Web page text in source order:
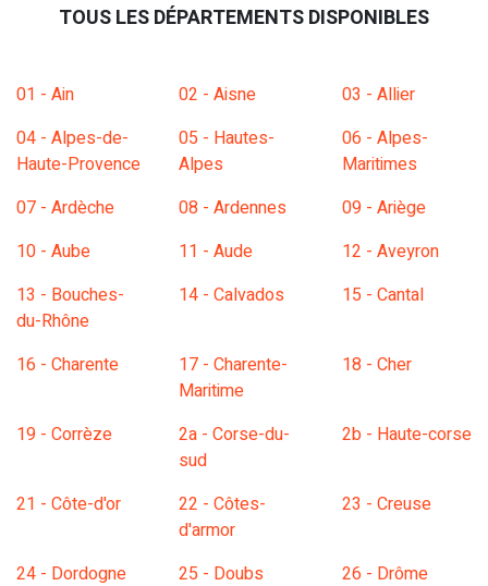
TOUS LES DÉPARTEMENTS DISPONIBLES
01 - Ain 02 - Aisne
03 - Allier
04 - Alpes-de-
Haute-Provence
05 - Hautes-
Alpes
06 - Alpes-
Maritimes
07 - Ardèche
08 - Ardennes
09 - Ariège
10 - Aube
11 - Aude
12 - Aveyron
13 - Bouches-
du-Rhône
14 - Calvados 15 - Cantal
16 - Charente
17 - Charente-
Maritime
18 - Cher
19 - Corrèze
2a - Corse-du-
sud
2b - Haute-corse
21 - Côte-d'or
22 - Côtes-
d'armor
23 - Creuse
24 - Dordogne 25 - Doubs
26 - Drôme